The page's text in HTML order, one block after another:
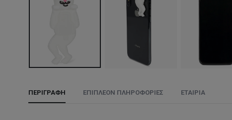
ΠΕΡΙΓΡΑΦΉ ΕΠΙΠΛΈΟΝ ΠΛΗΡΟΦΟΡΊΕΣ ΕΤΑΙΡΊΑ